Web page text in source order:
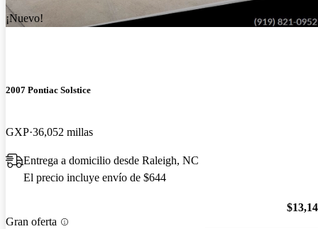
¡Nuevo!
2007 Pontiac Solstice
GXP 36,052 millas
Entrega a domicilio desde Raleigh, NC
El precio incluye envío de $644
Gran oferta